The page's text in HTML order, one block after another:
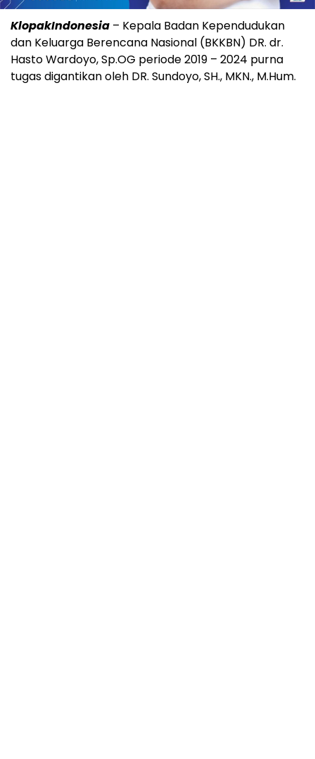
KlopakIndonesia – Kepala Badan Kependudukan
dan Keluarga Berencana Nasional (BKKBN) DR. dr.
Hasto Wardoyo, Sp.OG periode 2019 – 2024 purna
tugas digantikan oleh DR. Sundoyo, SH., MKN., M.Hum.